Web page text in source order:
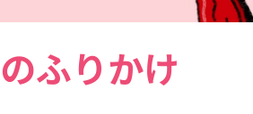
ふりかけ